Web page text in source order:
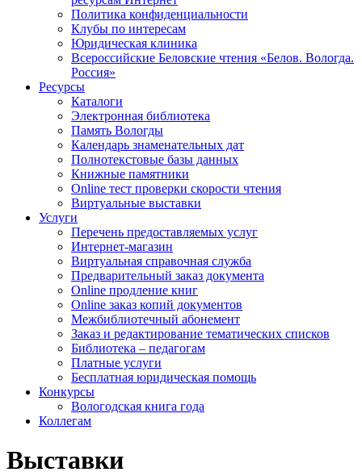
Политика конфиденциальности
Клубы по интересам
Юридическая клиника
Всероссийские Беловские чтения «Белов. Вологда.
Россия»
Ресурсы
Каталоги
Электронная библиотека
Память Вологды
Календарь знаменательных дат
Полнотекстовые базы данных
Книжные памятники
Online тест проверки скорости чтения
Виртуальные выставки
Услуги
Перечень предоставляемых услуг
Интернет-магазин
Виртуальная справочная служба
Предварительный заказ документа
Online продление книг
Online заказ копий документов
Межбиблиотечный абонемент
Заказ и редактирование тематических списков
Библиотека – педагогам
Платные услуги
Бесплатная юридическая помощь
Конкурсы
Вологодская книга года
Коллегам
Выставки